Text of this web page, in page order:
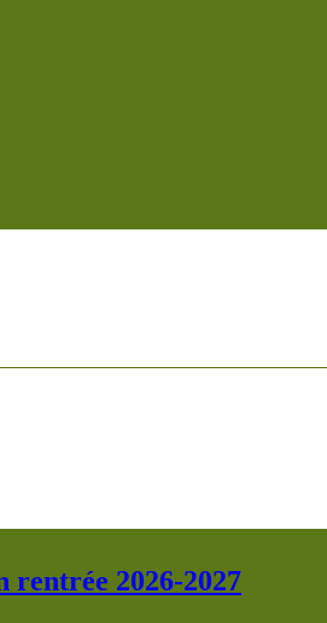
rentrée 2026-2027